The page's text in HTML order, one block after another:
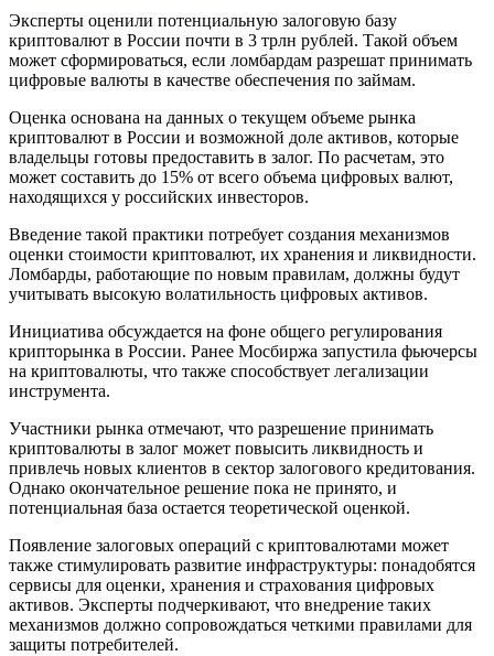
Эксперты оценили потенциальную залоговую базу
криптовалют в России почти в 3 трлн рублей. Такой объем
может сформироваться, если ломбардам разрешат принимать
цифровые валюты в качестве обеспечения по займам.
Оценка основана на данных о текущем объеме рынка
криптовалют в России и возможной доле активов, которые
владельцы готовы предоставить в залог. По расчетам, это
может составить до 15% от всего объема цифровых валют,
находящихся у российских инвесторов.
Введение такой практики потребует создания механизмов
оценки стоимости криптовалют, их хранения и ликвидности.
Ломбарды, работающие по новым правилам, должны будут
учитывать высокую волатильность цифровых активов.
Инициатива обсуждается на фоне общего регулирования
крипторынка в России. Ранее Мосбиржа запустила фьючерсы
на криптовалюты, что также способствует легализации
инструмента.
Участники рынка отмечают, что разрешение принимать
криптовалюты в залог может повысить ликвидность и
привлечь новых клиентов в сектор залогового кредитования.
Однако окончательное решение пока не принято, и
потенциальная база остается теоретической оценкой.
Появление залоговых операций с криптовалютами может
также стимулировать развитие инфраструктуры: понадобятся
сервисы для оценки, хранения и страхования цифровых
активов. Эксперты подчеркивают, что внедрение таких
механизмов должно сопровождаться четкими правилами для
защиты потребителей.